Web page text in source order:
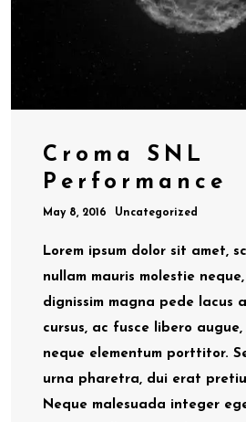
Croma SNL
Performance
May 8, 2016 Uncategorized
Lorem ipsum dolor sit amet,
nullam mauris molestie
dignissim magna pede lacus
cursus, ac fusce libero
neque elementum porttitor.
urna pharetra, dui erat
Neque malesuada integer